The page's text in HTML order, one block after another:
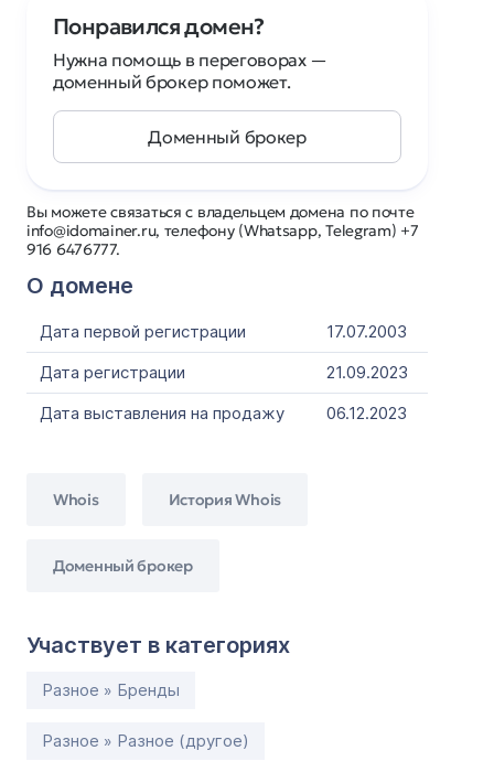
Вы можете связаться с владельцем домена по почте
info@idomainer.ru, телефону (Whatsapp, Telegram) +7
916 6476777.
О домене
Дата первой регистрации
17.07.2003
Дата регистрации
21.09.2023
Дата выставления на продажу
06.12.2023
Whois История Whois
Доменный брокер
Участвует в категориях
Разное » Бренды
Разное » Разное (другое)
Понравился домен?
Нужна помощь в переговорах —
доменный брокер поможет.
Доменный брокер